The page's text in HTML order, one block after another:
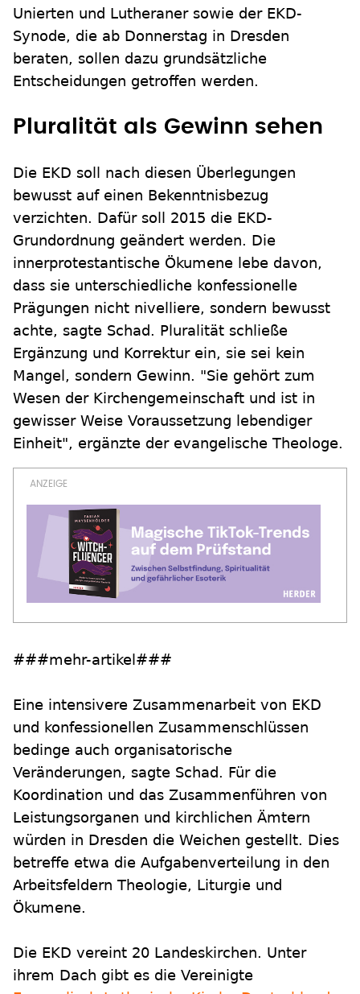
Unierten und Lutheraner sowie der EKD-
Synode, die ab Donnerstag in Dresden
beraten, sollen dazu grundsätzliche
Entscheidungen getroffen werden.
Pluralität als Gewinn sehen
Die EKD soll nach diesen Überlegungen
bewusst auf einen Bekenntnisbezug
verzichten. Dafür soll 2015 die EKD-
Grundordnung geändert werden. Die
innerprotestantische Ökumene lebe davon,
dass sie unterschiedliche konfessionelle
Prägungen nicht nivelliere, sondern bewusst
achte, sagte Schad. Pluralität schließe
Ergänzung und Korrektur ein, sie sei kein
Mangel, sondern Gewinn. "Sie gehört zum
Wesen der Kirchengemeinschaft und ist in
gewisser Weise Voraussetzung lebendiger
Einheit", ergänzte der evangelische Theologe.
###mehr-artikel###
Eine intensivere Zusammenarbeit von EKD
und konfessionellen Zusammenschlüssen
bedinge auch organisatorische
Veränderungen, sagte Schad. Für die
Koordination und das Zusammenführen von
Leistungsorganen und kirchlichen Ämtern
würden in Dresden die Weichen gestellt. Dies
betreffe etwa die Aufgabenverteilung in den
Arbeitsfeldern Theologie, Liturgie und
Ökumene.
Die EKD vereint 20 Landeskirchen. Unter
ihrem Dach gibt es die Vereinigte